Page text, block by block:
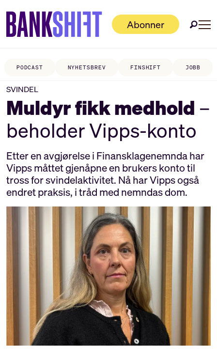
Abonner
PODCAST NYHETSBREV FINSHIFT JOBB
SVINDEL
Muldyr fikk medhold –
beholder Vipps-konto
Etter en avgjørelse i Finansklagenemnda har
Vipps måttet gjenåpne en brukers konto til
tross for svindelaktivitet. Nå har Vipps også
endret praksis, i tråd med nemndas dom.